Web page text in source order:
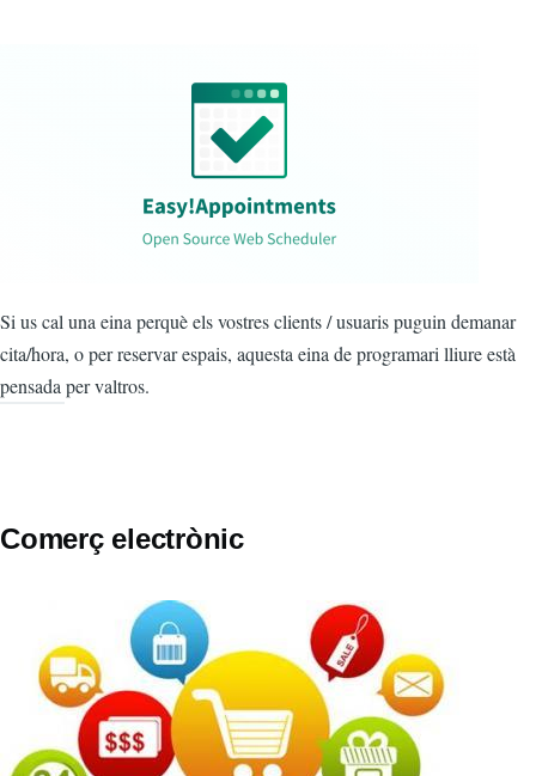
Si us cal una eina perquè els vostres clients / usuaris puguin demanar
cita/hora, o per reservar espais, aquesta eina de programari lliure està
pensada per valtros.
Comerç electrònic